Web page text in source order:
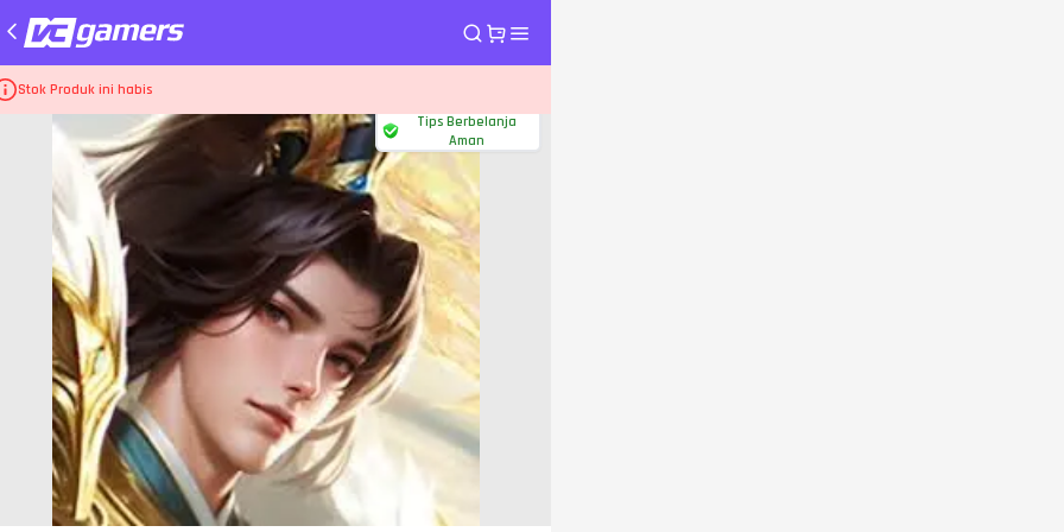
Stok Produk ini habis
Top Up Game Dynasty Heros
Tips Berbelanja
Aman